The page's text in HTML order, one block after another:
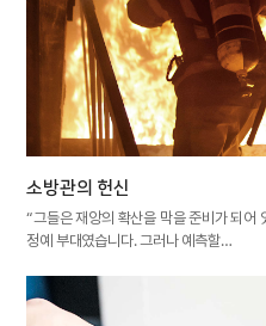
소방관의 헌신
“그들은 재앙의 확산을 막을 준비가 되어
정예 부대였습니다. 그러나 예측할…